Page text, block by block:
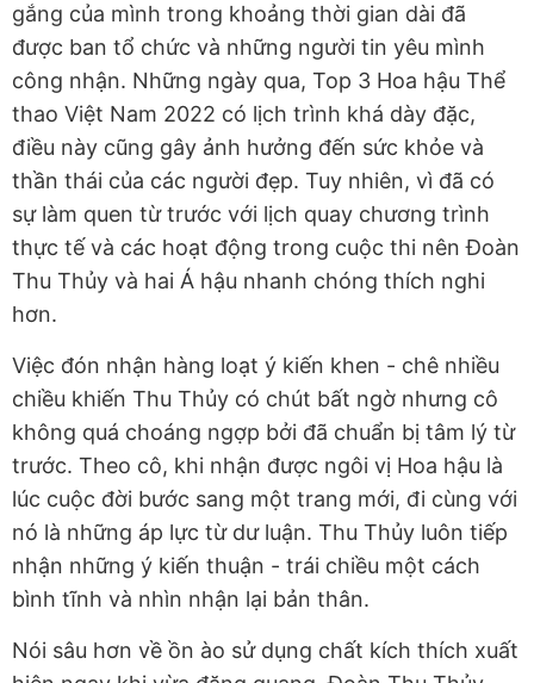
gắng của mình trong khoảng thời gian dài đã
được ban tổ chức và những người tin yêu mình
công nhận. Những ngày qua, Top 3 Hoa hậu Thể
thao Việt Nam 2022 có lịch trình khá dày đặc,
điều này cũng gây ảnh hưởng đến sức khỏe và
thần thái của các người đẹp. Tuy nhiên, vì đã có
sự làm quen từ trước với lịch quay chương trình
thực tế và các hoạt động trong cuộc thi nên Đoàn
Thu Thủy và hai Á hậu nhanh chóng thích nghi
hơn.
Việc đón nhận hàng loạt ý kiến khen - chê nhiều
chiều khiến Thu Thủy có chút bất ngờ nhưng cô
không quá choáng ngợp bởi đã chuẩn bị tâm lý từ
trước. Theo cô, khi nhận được ngôi vị Hoa hậu là
lúc cuộc đời bước sang một trang mới, đi cùng với
nó là những áp lực từ dư luận. Thu Thủy luôn tiếp
nhận những ý kiến thuận - trái chiều một cách
bình tĩnh và nhìn nhận lại bản thân.
Nói sâu hơn về ồn ào sử dụng chất kích thích xuất